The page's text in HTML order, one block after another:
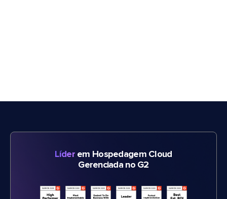
Líderem Hospedagem Cloud
Gerenciada no G2